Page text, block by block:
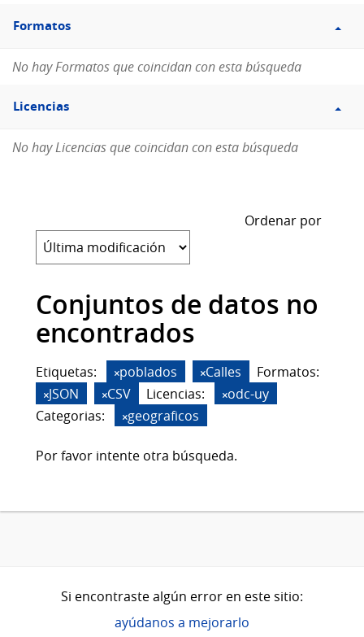
Filtro
Formatos
Formatos
No hay Formatos que coincidan con esta búsqueda
Filtro
Licencias
Licencias
No hay Licencias que coincidan con esta búsqueda
Ordenar por
Conjuntos de datos no
encontrados
Etiquetas: poblados Calles
Formatos:
JSON
CSV Licencias:
odc-uy
Categorias:
geograficos
Por favor intente otra búsqueda.
Si encontraste algún error en este sitio:
ayúdanos a mejorarlo